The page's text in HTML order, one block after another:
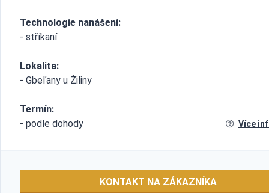
Technologie nanášení:
- stříkaní
Lokalita:
- Gbeľany u Žiliny
Termín:
- podle dohody
Více
KONTAKT NA ZÁKAZNÍKA